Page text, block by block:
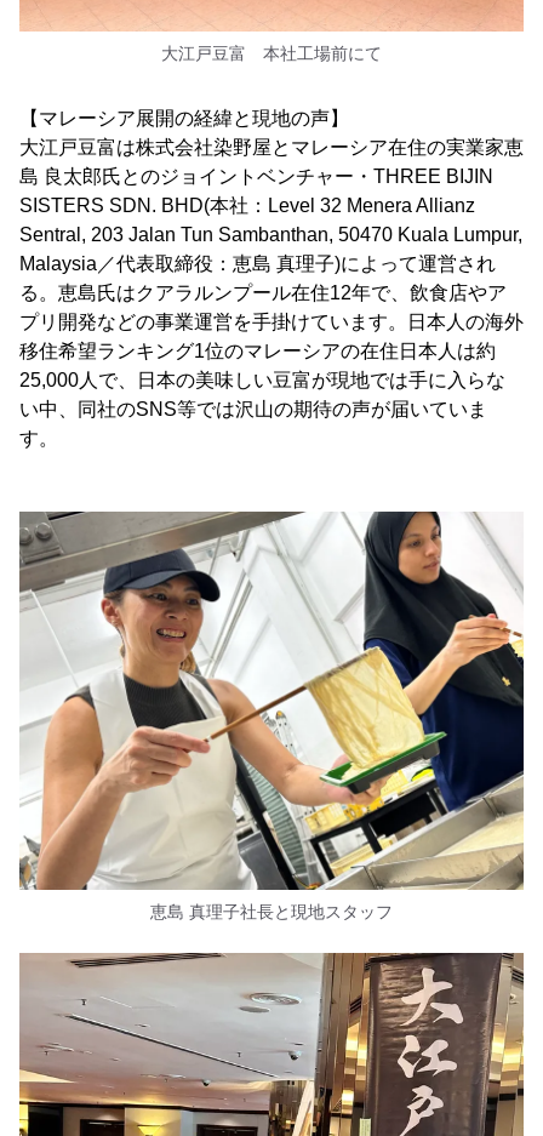
大江戸豆富 本社工場前にて
【マレーシア展開の経緯と現地の声】
大江戸豆富は株式会社染野屋とマレーシア在住の実業家恵
島 良太郎氏とのジョイントベンチャー・THREE BIJIN
SISTERS SDN. BHD(本社：Level 32 Menera Allianz
Sentral, 203 Jalan Tun Sambanthan, 50470 Kuala Lumpur,
Malaysia／代表取締役：恵島 真理子)によって運営され
る。恵島氏はクアラルンプール在住12年で、飲食店やア
プリ開発などの事業運営を手掛けています。日本人の海外
移住希望ランキング1位のマレーシアの在住日本人は約
25,000人で、日本の美味しい豆富が現地では手に入らな
い中、同社のSNS等では沢山の期待の声が届いていま
す。
恵島 真理子社長と現地スタッフ